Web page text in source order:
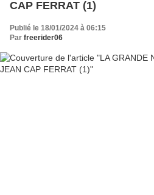
CAP FERRAT (1)
Publié le 18/01/2024 à 06:15
Par freerider06